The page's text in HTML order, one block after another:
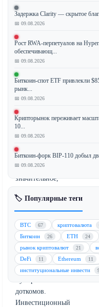
Goldman
Sachs
что
текущее
возрождение
IPO
на
Уолл-
стрит,
хотя
и
значительное,
не
достигло
эйфорических
уровней,
наблюдавшихся
во
время
доткомов.
Инвестиционный
Задержка Clarity — скрытое
📅 09.08.2026
Рост RWA-перпетуалов на
обеспечивающ...
📅 09.08.2026
Биткоин-спот ETF привлекли
рынк...
📅 09.08.2026
Крипторынок переживает
10...
📅 09.08.2026
Биткоин-форк BIP-110 добыл
📅 09.08.2026
🏷️ Популярные теги
BTC 67 криптовалюта
Биткоин 26 ETH 24
рынок криптовалют 21
DeFi 11 Ethereum 11
институциональные инвести